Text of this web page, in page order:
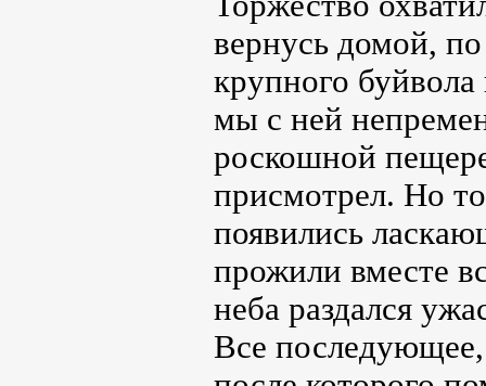
вернусь домой,
крупного
мы с ней
роскошной
присмотрел. Но
появились
прожили вместе
неба раздался
Все